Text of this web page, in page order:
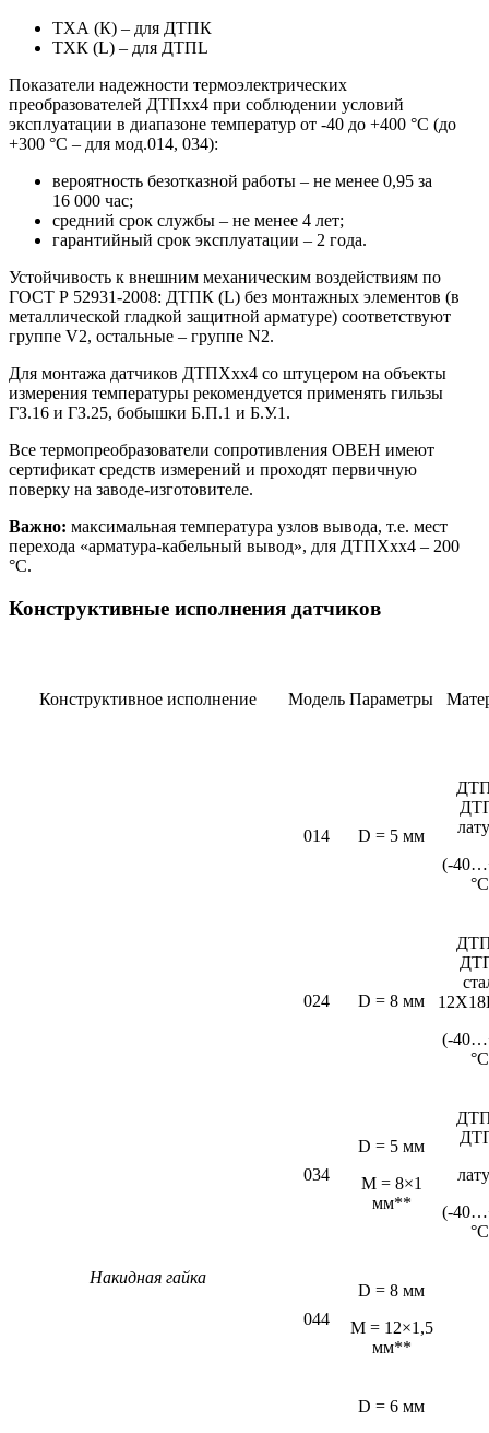
ТХА (К) – для ДТПК
ТХК (L) – для ДТПL
Показатели надежности термоэлектрических
преобразователей ДТПхх4 при соблюдении условий
эксплуатации в диапазоне температур от -40 до +400 °С (до
+300 °С – для мод.014, 034):
вероятность безотказной работы – не менее 0,95 за
16 000 час;
средний срок службы – не менее 4 лет;
гарантийный срок эксплуатации – 2 года.
Устойчивость к внешним механическим воздействиям по
ГОСТ Р 52931-2008: ДТПК (L) без монтажных элементов (в
металлической гладкой защитной арматуре) соответствуют
группе V2, остальные – группе N2.
Для монтажа датчиков ДТПХхх4 со штуцером на объекты
измерения температуры рекомендуется применять гильзы
ГЗ.16 и ГЗ.25, бобышки Б.П.1 и Б.У.1.
Все термопреобразователи сопротивления ОВЕН имеют
сертификат средств измерений и проходят первичную
поверку на заводе-изготовителе.
Важно: максимальная температура узлов вывода, т.е. мест
перехода «арматура-кабельный вывод», для ДТПХхх4 – 200
°С.
Конструктивные исполнения датчиков
Конструктивное исполнение Модель Параметры
014 D = 5 мм
(-
024 D = 8 мм
(-
Накидная гайка
034
D = 5 мм
М = 8×1
мм**
(-
044
D = 8 мм
M = 12×1,5
мм**
D = 6 мм